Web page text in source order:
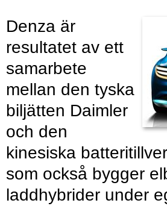
Denza är
resultatet av ett
samarbete
mellan den tyska
biljätten Daimler
och den
kinesiska
som också bygger
laddhybrider under